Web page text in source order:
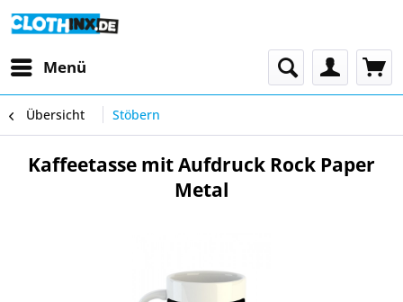
Menü
Übersicht Stöbern
Kaffeetasse mit Aufdruck Rock Paper
Metal